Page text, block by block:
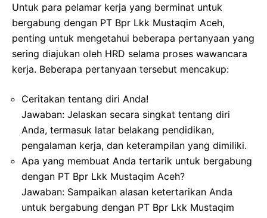
Untuk para pelamar kerja yang berminat untuk
bergabung dengan PT Bpr Lkk Mustaqim Aceh,
penting untuk mengetahui beberapa pertanyaan yang
sering diajukan oleh HRD selama proses wawancara
kerja. Beberapa pertanyaan tersebut mencakup:
Ceritakan tentang diri Anda!
Jawaban: Jelaskan secara singkat tentang diri
Anda, termasuk latar belakang pendidikan,
pengalaman kerja, dan keterampilan yang dimiliki.
Apa yang membuat Anda tertarik untuk bergabung
dengan PT Bpr Lkk Mustaqim Aceh?
Jawaban: Sampaikan alasan ketertarikan Anda
untuk bergabung dengan PT Bpr Lkk Mustaqim